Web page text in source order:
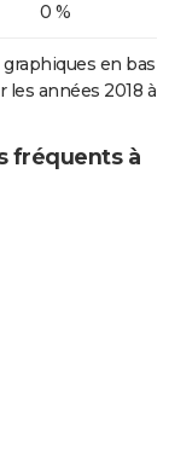
0 %
en bas
années 2018 à
fréquents à